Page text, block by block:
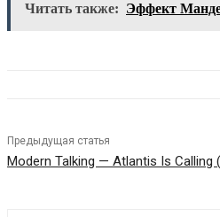
Читать также: Эффект
Предыдущая статья
Modern Talking — Atlantis Is Calling